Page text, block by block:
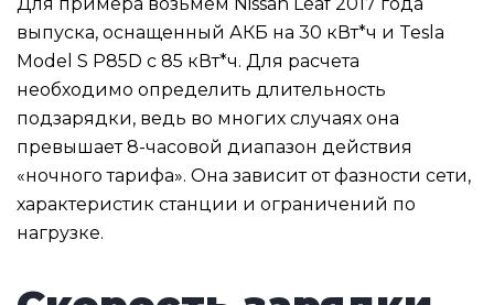
выпуска, оснащенный АКБ на 30 кВт*ч и Tesla
Model S P85D с 85 кВт*ч. Для расчета
необходимо определить длительность
подзарядки, ведь во многих случаях она
превышает 8-часовой диапазон действия
«ночного тарифа». Она зависит от фазности сети,
характеристик станции и ограничений по
нагрузке.